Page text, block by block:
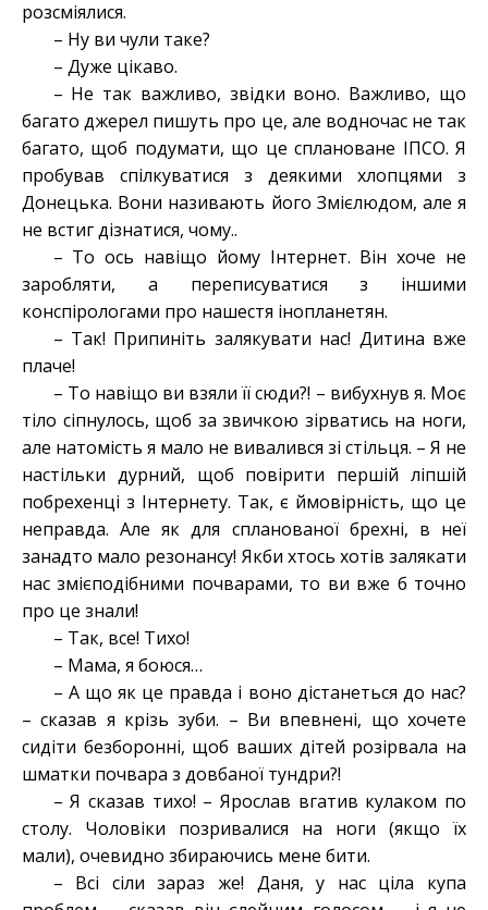
розсміялися.
– Ну ви чули таке?
– Дуже цікаво.
– Не так важливо, звідки воно. Важливо, що
багато джерел пишуть про це, але водночас не так
багато, щоб подумати, що це сплановане ІПСО. Я
пробував спілкуватися з деякими хлопцями з
Донецька. Вони називають його Змієлюдом, але я
не встиг дізнатися, чому..
– То ось навіщо йому Інтернет. Він хоче не
заробляти, а переписуватися з іншими
конспірологами про нашестя інопланетян.
– Так! Припиніть залякувати нас! Дитина вже
плаче!
– То навіщо ви взяли її сюди?! – вибухнув я. Моє
тіло сіпнулось, щоб за звичкою зірватись на ноги,
але натомість я мало не вивалився зі стільця. – Я не
настільки дурний, щоб повірити першій ліпшій
побрехенці з Інтернету. Так, є ймовірність, що це
неправда. Але як для спланованої брехні, в неї
занадто мало резонансу! Якби хтось хотів залякати
нас змієподібними почварами, то ви вже б точно
про це знали!
– Так, все! Тихо!
– Мама, я боюся…
– А що як це правда і воно дістанеться до нас?
– сказав я крізь зуби. – Ви впевнені, що хочете
сидіти безборонні, щоб ваших дітей розірвала на
шматки почвара з довбаної тундри?!
– Я сказав тихо! – Ярослав вгатив кулаком по
столу. Чоловіки позривалися на ноги (якщо їх
мали), очевидно збираючись мене бити.
– Всі сіли зараз же! Даня, у нас ціла купа